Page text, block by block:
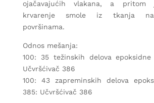
ojačavajućih vlakana, a pritom
krvarenje smole iz tkanja na
površinama.
Odnos mešanja:
100: 35 težinskih delova
Učvršćivač 386
100: 43 zapreminskih delova
385: Učvršćivač 386